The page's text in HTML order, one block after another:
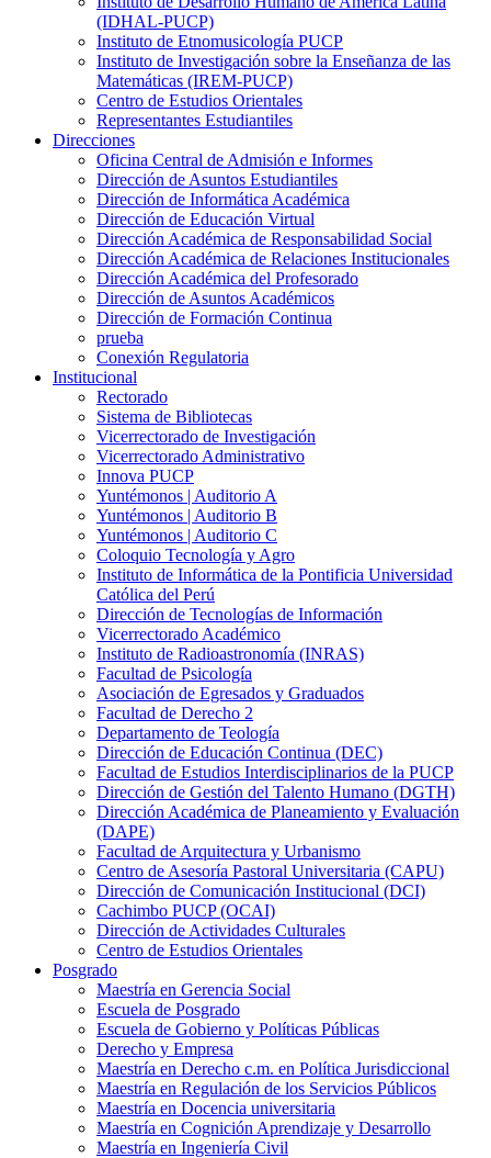
(IDHAL-PUCP)
Instituto de Etnomusicología PUCP
Instituto de Investigación sobre la Enseñanza de las
Matemáticas (IREM-PUCP)
Centro de Estudios Orientales
Representantes Estudiantiles
Direcciones
Oficina Central de Admisión e Informes
Dirección de Asuntos Estudiantiles
Dirección de Informática Académica
Dirección de Educación Virtual
Dirección Académica de Responsabilidad Social
Dirección Académica de Relaciones Institucionales
Dirección Académica del Profesorado
Dirección de Asuntos Académicos
Dirección de Formación Continua
prueba
Conexión Regulatoria
Institucional
Rectorado
Sistema de Bibliotecas
Vicerrectorado de Investigación
Vicerrectorado Administrativo
Innova PUCP
Yuntémonos | Auditorio A
Yuntémonos | Auditorio B
Yuntémonos | Auditorio C
Coloquio Tecnología y Agro
Instituto de Informática de la Pontificia Universidad
Católica del Perú
Dirección de Tecnologías de Información
Vicerrectorado Académico
Instituto de Radioastronomía (INRAS)
Facultad de Psicología
Asociación de Egresados y Graduados
Facultad de Derecho 2
Departamento de Teología
Dirección de Educación Continua (DEC)
Facultad de Estudios Interdisciplinarios de la PUCP
Dirección de Gestión del Talento Humano (DGTH)
Dirección Académica de Planeamiento y Evaluación
(DAPE)
Facultad de Arquitectura y Urbanismo
Centro de Asesoría Pastoral Universitaria (CAPU)
Dirección de Comunicación Institucional (DCI)
Cachimbo PUCP (OCAI)
Dirección de Actividades Culturales
Centro de Estudios Orientales
Posgrado
Maestría en Gerencia Social
Escuela de Posgrado
Escuela de Gobierno y Políticas Públicas
Derecho y Empresa
Maestría en Derecho c.m. en Política Jurisdiccional
Maestría en Regulación de los Servicios Públicos
Maestría en Docencia universitaria
Maestría en Cognición Aprendizaje y Desarrollo
Maestría en Ingeniería Civil